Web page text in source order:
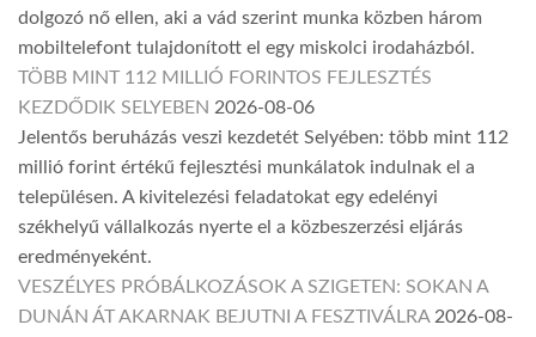
dolgozó nő ellen, aki a vád szerint munka közben három
mobiltelefont tulajdonított el egy miskolci irodaházból.
TÖBB MINT 112 MILLIÓ FORINTOS FEJLESZTÉS
KEZDŐDIK SELYEBEN 2026-08-06
Jelentős beruházás veszi kezdetét Selyében: több mint 112
millió forint értékű fejlesztési munkálatok indulnak el a
településen. A kivitelezési feladatokat egy edelényi
székhelyű vállalkozás nyerte el a közbeszerzési eljárás
eredményeként.
VESZÉLYES PRÓBÁLKOZÁSOK A SZIGETEN: SOKAN A
DUNÁN ÁT AKARNAK BEJUTNI A FESZTIVÁLRA 2026-08-